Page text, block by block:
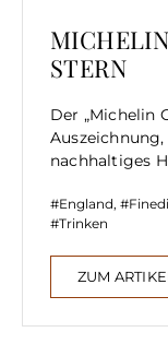
STERN
Der „Michelin
nachhaltiges
England,
Trinken
ZUM